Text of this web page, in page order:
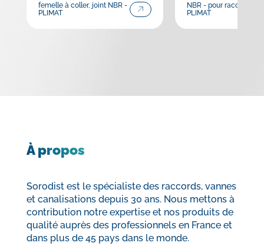
femelle à coller, joint NBR -
PLIMAT
NBR - pour raccord
PLIMAT
À propos
Sorodist est le spécialiste des raccords, vannes
et canalisations depuis 30 ans. Nous mettons à
contribution notre expertise et nos produits de
qualité auprès des professionnels en France et
dans plus de 45 pays dans le monde.